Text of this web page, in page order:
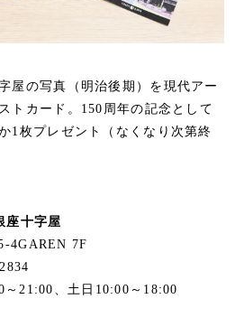
屋の写真（明治後期）を現代アー
トカード。150周年の記念として
1枚プレゼント（なくなり次第終
座十字屋
4GAREN 7F
21:00、土日10:00～18:00